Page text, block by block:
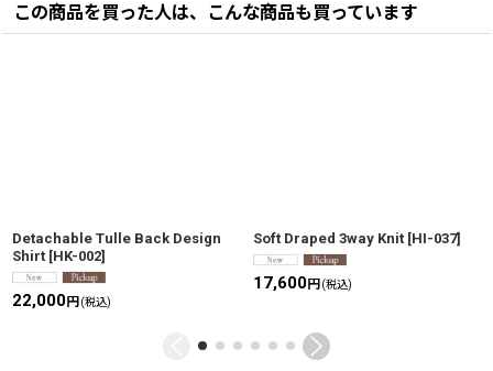
この商品を買った人は、こんな商品も買っています
Detachable Tulle Back Design
Shirt [HK-002]
22,000円(税込)
Soft Draped 3way Knit [HI-037]
17,600円(税込)